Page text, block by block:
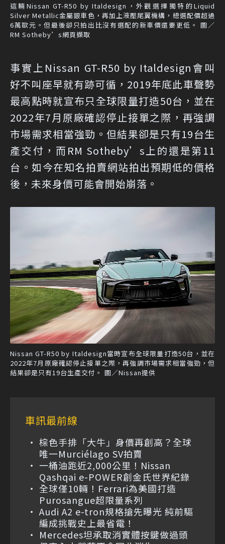
這輛Nissan GT-R50 by Italdesign，外觀選擇獨特的Liquid
Silver Metallic金屬銀車色，再加上液壓尾翼機構，總選配價超過
6萬歐元。但最後卻只拍出比沒有選配的新車價還要更低。 圖／
RM Sotheby’s網頁擷取
事實上Nissan GT-R50 by Italdesign會叫
好不叫座早就有跡可循，2019年底此車聲勢
最高點時就宣布只全球限量打造50台，並在
2022年7月原廠確認停止接單之際，再強調
市場需求相當強勁。但結果卻是只有19台生
產交付，而RM Sotheby’s上的還是第11
台。如今在知名拍賣網站拍出預期低的價格
後，未來身價可能會開始崩落。
Nissan GT-R50 by Italdesign當時宣布全球限量打造50台，並在
2022年7月原廠確認停止接單之際，再強調市場需求相當強勁，但
結果卻是只有19台生產交付。 圖／Nissan提供
車訊最前線
棕色手排「大牛」身價再創高？全球
唯一Murciélago SV拍賣
一桶油跑近2,000公里！Nissan
Qashqai e-POWER創金氏世界紀錄
全球僅10輛！Ferrari為美國打造
Purosangue超限量系列
Audi A2 e-tron規格搶先曝光 純前驅
編成挑戰史上最省電！
Mercedes坦承取消實體按鍵做過頭